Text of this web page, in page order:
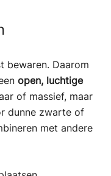
bewaren. Daarom
open, luchtige
of massief, maar
dunne zwarte of
met andere